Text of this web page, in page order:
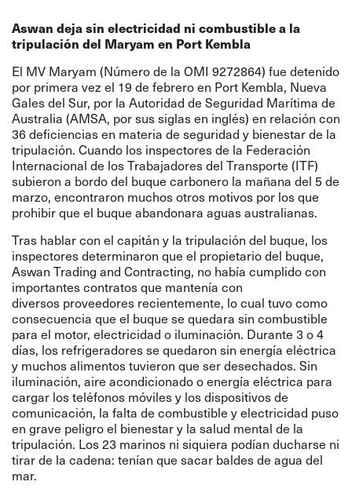
Aswan deja sin electricidad ni combustible a la
tripulación del Maryam en Port Kembla
El MV Maryam (Número de la OMI 9272864) fue detenido
por primera vez el 19 de febrero en Port Kembla, Nueva
Gales del Sur, por la Autoridad de Seguridad Marítima de
Australia (AMSA, por sus siglas en inglés) en relación con
36 deficiencias en materia de seguridad y bienestar de la
tripulación. Cuando los inspectores de la Federación
Internacional de los Trabajadores del Transporte (ITF)
subieron a bordo del buque carbonero la mañana del 5 de
marzo, encontraron muchos otros motivos por los que
prohibir que el buque abandonara aguas australianas.
Tras hablar con el capitán y la tripulación del buque, los
inspectores determinaron que el propietario del buque,
Aswan Trading and Contracting, no había cumplido con
importantes contratos que mantenía con
diversos proveedores recientemente, lo cual tuvo como
consecuencia que el buque se quedara sin combustible
para el motor, electricidad o iluminación. Durante 3 o 4
días, los refrigeradores se quedaron sin energía eléctrica
y muchos alimentos tuvieron que ser desechados. Sin
iluminación, aire acondicionado o energía eléctrica para
cargar los teléfonos móviles y los dispositivos de
comunicación, la falta de combustible y electricidad puso
en grave peligro el bienestar y la salud mental de la
tripulación. Los 23 marinos ni siquiera podían ducharse ni
tirar de la cadena: tenían que sacar baldes de agua del
mar.